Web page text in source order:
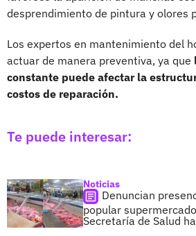
desprendimiento de pintura y olores
Los expertos en mantenimiento del
actuar de manera preventiva, ya que
constante puede afectar la
costos de reparación.
Te puede interesar:
Noticias
Denuncian
popular
Secretaría de Salud